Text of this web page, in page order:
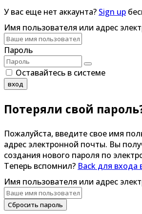
У вас еще нет аккаунта? Sign up
Имя пользователя или адрес
Пароль
Оставайтесь в системе
вход
Потеряли свой
Пожалуйста, введите свое имя
адрес электронной почты. Вы
создания нового пароля по
Теперь вспомнил? Back для входа
Имя пользователя или адрес
Сбросить пароль